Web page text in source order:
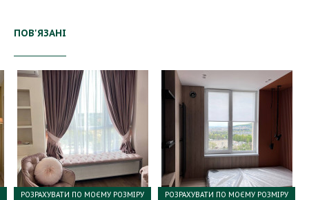
ПОВ'ЯЗАНІ
РОЗРАХУВАТИ ПО МОЄМУ РОЗМІРУ РОЗРАХУВАТИ ПО МОЄМУ РОЗМІРУ